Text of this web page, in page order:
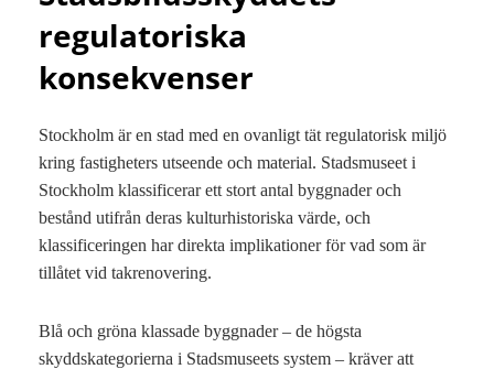
regulatoriska
konsekvenser
Stockholm är en stad med en ovanligt tät regulatorisk miljö
kring fastigheters utseende och material. Stadsmuseet i
Stockholm klassificerar ett stort antal byggnader och
bestånd utifrån deras kulturhistoriska värde, och
klassificeringen har direkta implikationer för vad som är
tillåtet vid takrenovering.
Blå och gröna klassade byggnader – de högsta
skyddskategorierna i Stadsmuseets system – kräver att